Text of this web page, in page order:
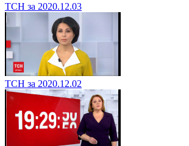
ТСН за 2020.12.03
ТСН за 2020.12.02